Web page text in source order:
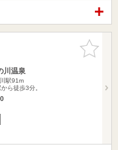
お気に入
りに追加
川温泉
駅91m
ら徒歩3分。